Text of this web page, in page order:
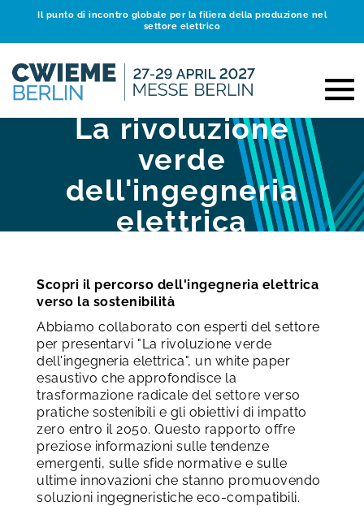
Il punto di incontro globale per la filiera della produzione nel
settore elettrico
La rivoluzione
verde
dell'ingegneria
elettrica
Scopri il percorso dell'ingegneria elettrica
verso la sostenibilità
Abbiamo collaborato con esperti del settore
per presentarvi "La rivoluzione verde
dell'ingegneria elettrica", un white paper
esaustivo che approfondisce la
trasformazione radicale del settore verso
pratiche sostenibili e gli obiettivi di impatto
zero entro il 2050. Questo rapporto offre
preziose informazioni sulle tendenze
emergenti, sulle sfide normative e sulle
ultime innovazioni che stanno promuovendo
soluzioni ingegneristiche eco-compatibili.